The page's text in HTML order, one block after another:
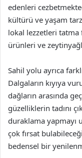
edenleri
kültürü ve yaşam
lokal lezzetleri tatma
ürünleri ve
Sahil yolu ayrıca
Dalgaların kıyıya
dağların arasında
güzelliklerin tadını
duraklama yapmayı
çok fırsat
bedensel bir